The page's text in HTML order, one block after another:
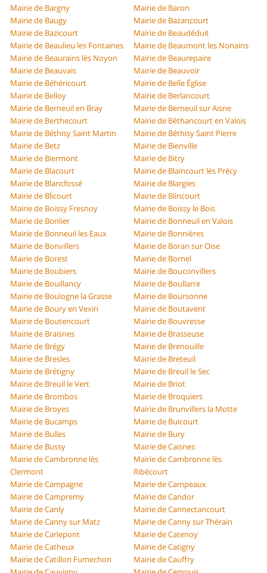
Mairie de Bargny
Mairie de Baron
Mairie de Baugy
Mairie de Bazancourt
Mairie de Bazicourt
Mairie de Beaudéduit
Mairie de Beaulieu les Fontaines
Mairie de Beaumont les Nonains
Mairie de Beaurains lès Noyon
Mairie de Beaurepaire
Mairie de Beauvais
Mairie de Beauvoir
Mairie de Béhéricourt
Mairie de Belle Église
Mairie de Belloy
Mairie de Berlancourt
Mairie de Berneuil en Bray
Mairie de Berneuil sur Aisne
Mairie de Berthecourt
Mairie de Béthancourt en Valois
Mairie de Béthisy Saint Martin
Mairie de Béthisy Saint Pierre
Mairie de Betz
Mairie de Bienville
Mairie de Biermont
Mairie de Bitry
Mairie de Blacourt
Mairie de Blaincourt lès Précy
Mairie de Blancfossé
Mairie de Blargies
Mairie de Blicourt
Mairie de Blincourt
Mairie de Boissy Fresnoy
Mairie de Boissy le Bois
Mairie de Bonlier
Mairie de Bonneuil en Valois
Mairie de Bonneuil les Eaux
Mairie de Bonnières
Mairie de Bonvillers
Mairie de Boran sur Oise
Mairie de Borest
Mairie de Bornel
Mairie de Boubiers
Mairie de Bouconvillers
Mairie de Bouillancy
Mairie de Boullarre
Mairie de Boulogne la Grasse
Mairie de Boursonne
Mairie de Boury en Vexin
Mairie de Boutavent
Mairie de Boutencourt
Mairie de Bouvresse
Mairie de Braisnes
Mairie de Brasseuse
Mairie de Brégy
Mairie de Brenouille
Mairie de Bresles
Mairie de Breteuil
Mairie de Brétigny
Mairie de Breuil le Sec
Mairie de Breuil le Vert
Mairie de Briot
Mairie de Brombos
Mairie de Broquiers
Mairie de Broyes
Mairie de Brunvillers la Motte
Mairie de Bucamps
Mairie de Buicourt
Mairie de Bulles
Mairie de Bury
Mairie de Bussy
Mairie de Caisnes
Mairie de Cambronne lès
Clermont
Mairie de Cambronne lès
Ribécourt
Mairie de Campagne
Mairie de Campeaux
Mairie de Campremy
Mairie de Candor
Mairie de Canly
Mairie de Cannectancourt
Mairie de Canny sur Matz
Mairie de Canny sur Thérain
Mairie de Carlepont
Mairie de Catenoy
Mairie de Catheux
Mairie de Catigny
Mairie de Catillon Fumechon
Mairie de Cauffry